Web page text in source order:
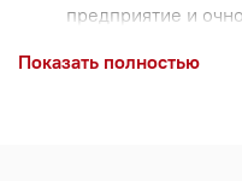
предприятие и
партнеров, с кем
Показать полностью